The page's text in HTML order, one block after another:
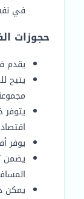
في
حجوزات
يقدم
يتيح
يتوفر
يوفر
يضمن
يمكن